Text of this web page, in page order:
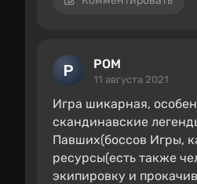
РОМ
11 августа 2021
Игра шикарная,
скандинавские
Павших(боссов Игры,
ресурсы(есть также
экипировку и